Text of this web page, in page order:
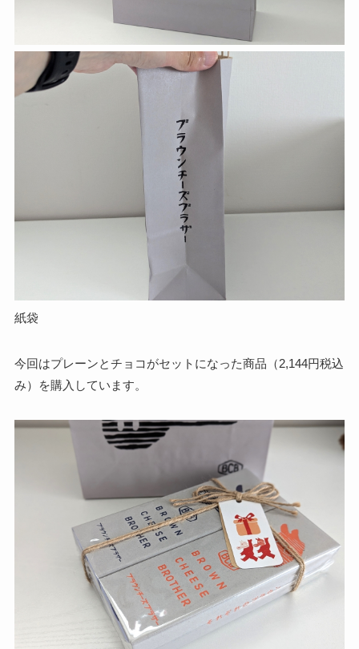
紙袋
今回はプレーンとチョコがセットになった商品（2,144円税込
み）を購入しています。